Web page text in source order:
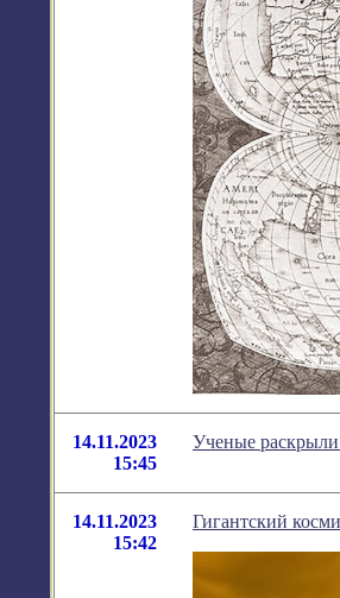
14.11.2023
15:45
Ученые
14.11.2023
15:42
Гигантский